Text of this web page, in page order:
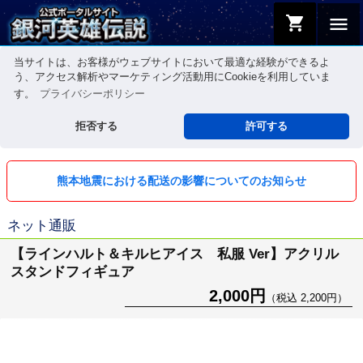
当サイトは、お客様がウェブサイトにおいて最適な経験ができるよ
う、アクセス解析やマーケティング活動用にCookieを利用していま
す。
プライバシーポリシー
拒否する 許可する
menu
shopping_cart
熊本地震における配送の影響についてのお知らせ
ネット通販
【ラインハルト＆キルヒアイス 私服 Ver】アクリル
スタンドフィギュア
2,000円 （税込 2,200円）